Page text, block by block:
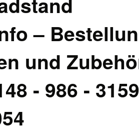
–
und
- 986 -